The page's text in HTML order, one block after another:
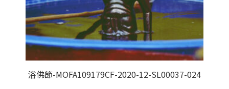
浴佛節-MOFA109179CF-2020-12-SL00037-024